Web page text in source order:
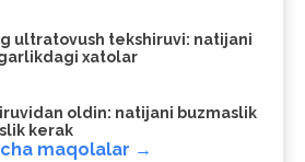
ultratovush tekshiruvi: natijani
xatolar
oldin: natijani buzmaslik
kerak
maqolalar →